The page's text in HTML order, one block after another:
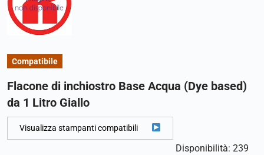
Compatibile
Flacone di inchiostro Base Acqua (Dye based)
da 1 Litro Giallo
Visualizza stampanti compatibili
Disponibilità: 239